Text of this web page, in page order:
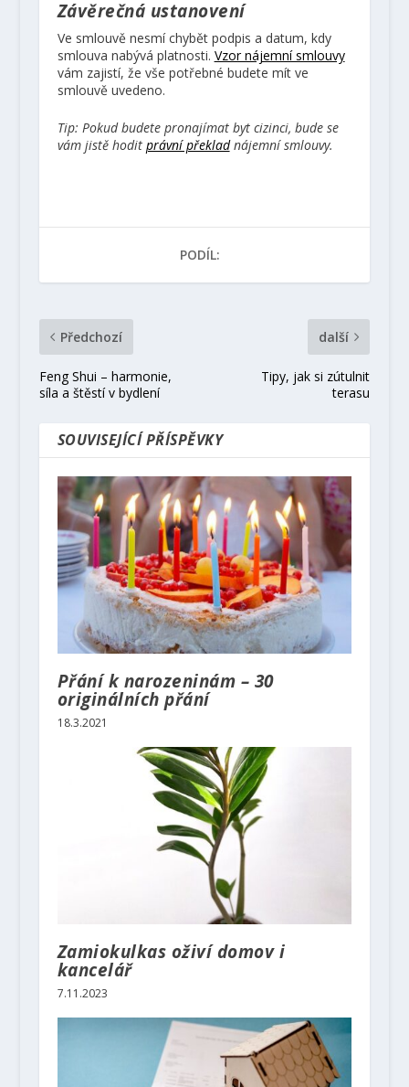
Závěrečná ustanovení
Ve smlouvě nesmí chybět podpis a datum, kdy
smlouva nabývá platnosti. Vzor nájemní smlouvy
vám zajistí, že vše potřebné budete mít ve
smlouvě uvedeno.
Tip: Pokud budete pronajímat byt cizinci, bude se
vám jistě hodit právní překladnájemní smlouvy.
PODÍL:
Předchozí
Feng Shui – harmonie,
síla a štěstí v bydlení
další
Tipy, jak si zútulnit
terasu
SOUVISEJÍCÍ PŘÍSPĚVKY
Přání k narozeninám – 30
originálních přání
18.3.2021
Zamiokulkas oživí domov i
kancelář
7.11.2023